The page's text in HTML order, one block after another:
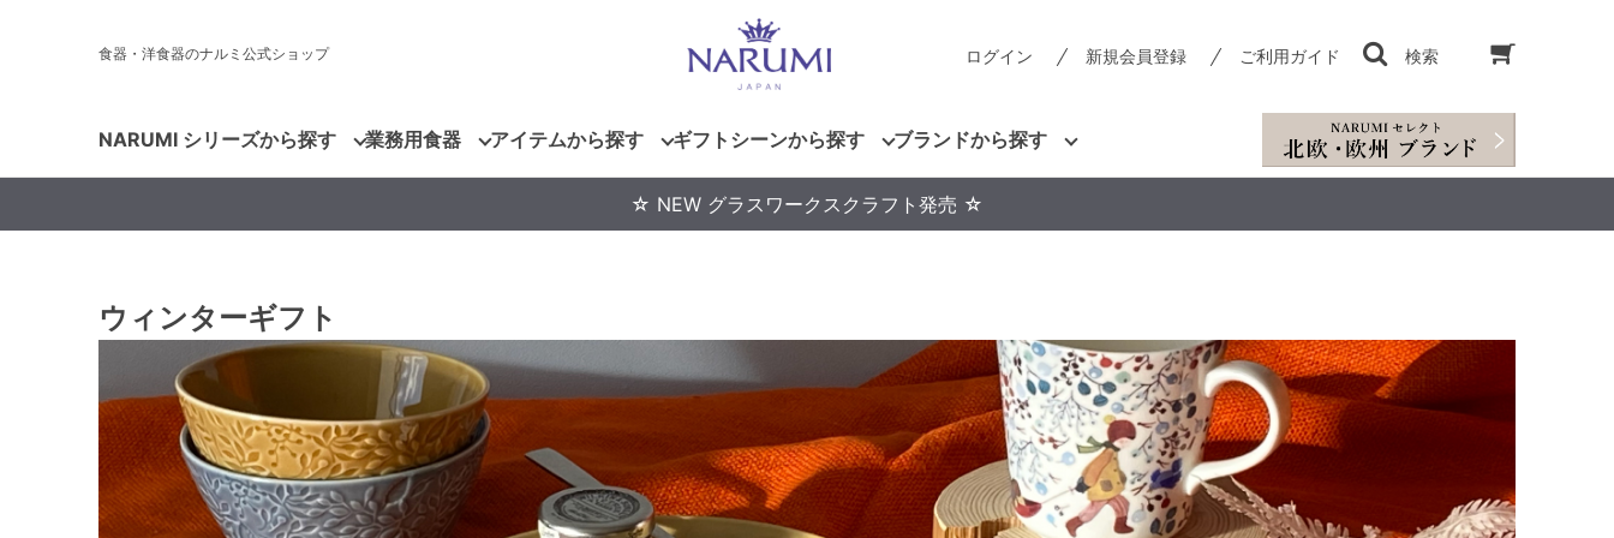
食器・洋食器のナルミ公式ショップ ログイン 新規会員登録 ご利用ガイド 検索
NARUMI シリーズから探す 業務用食器 アイテムから探す ギフトシーンから探す ブランドから探す
☆ NEW グラスワークスクラフト発売 ☆
ウィンターギフト